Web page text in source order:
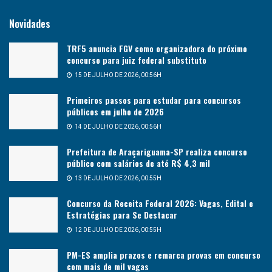
Novidades
TRF5 anuncia FGV como organizadora do próximo
concurso para juiz federal substituto
15 DE JULHO DE 2026, 00:56H
Primeiros passos para estudar para concursos
públicos em julho de 2026
14 DE JULHO DE 2026, 00:56H
Prefeitura de Araçariguama-SP realiza concurso
público com salários de até R$ 4,3 mil
13 DE JULHO DE 2026, 00:55H
Concurso da Receita Federal 2026: Vagas, Edital e
Estratégias para Se Destacar
12 DE JULHO DE 2026, 00:55H
PM-ES amplia prazos e remarca provas em concurso
com mais de mil vagas